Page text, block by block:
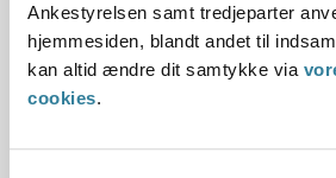
Ankestyrelsen samt tredjeparter
hjemmesiden, blandt andet til
kan altid ændre dit samtykke via
cookies.
Dato for underskrift
28.02.2013